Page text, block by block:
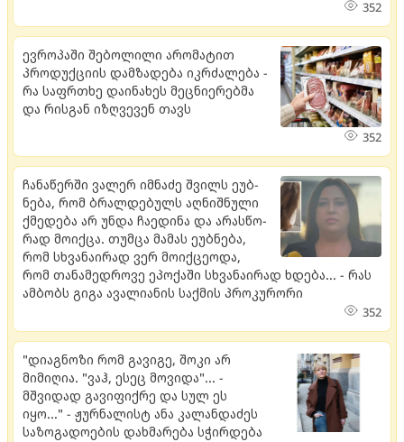
352
ევროპაში შებოლილი არომატით
პროდუქციის დამზადება იკრძალება -
რა საფრთხე დაინახეს მეცნიერებმა
და რისგან იზღვევენ თავს
352
ჩა­ნა­წერ­ში ვა­ლერ იმ­ნა­ძე შვილს ეუბ­
ნე­ბა, რომ ბრალ­დე­ბულს აღ­ნიშ­ნუ­ლი
ქმე­დე­ბა არ უნდა ჩა­ე­დი­ნა და არას­წო­
რად მო­იქ­ცა. თუმ­ცა მა­მას ეუბ­ნე­ბა,
რომ სხვა­ნა­ი­რად ვერ მო­იქ­ცე­ო­და,
რომ თა­ნა­მედ­რო­ვე ეპო­ქა­ში სხვა­ნა­ი­რად ხდე­ბა... - რას
ამბობს გიგა ავალიანის საქმის პროკურორი
352
"დიაგნოზი რომ გავიგე, შოკი არ
მიმიღია. "ვაჰ, ესეც მოვიდა"... -
მშვიდად გავიფიქრე და სულ ეს
იყო..." - ჟურნალისტ ანა კალანდაძეს
საზოგადოების დახმარება სჭირდება